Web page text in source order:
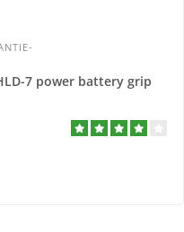
7 power battery grip